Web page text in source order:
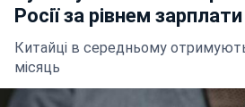
Росії за рівнем зарплати
Китайці в середньому
місяць